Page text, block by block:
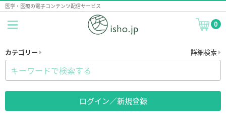
医学・医療の電子コンテンツ配信サービス
0
カテゴリー 詳細検索
ログイン／新規登録